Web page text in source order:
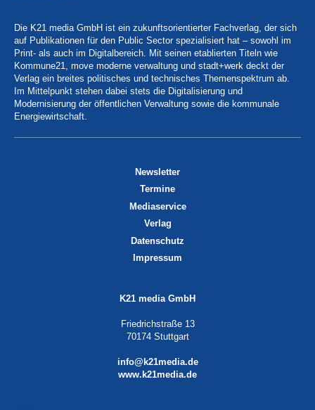
Die K21 media GmbH ist ein zukunftsorientierter Fachverlag, der sich
auf Publikationen für den Public Sector spezialisiert hat – sowohl im
Print- als auch im Digitalbereich. Mit seinen etablierten Titeln wie
Kommune21, move moderne verwaltung und stadt+werk deckt der
Verlag ein breites politisches und technisches Themenspektrum ab.
Im Mittelpunkt stehen dabei stets die Digitalisierung und
Modernisierung der öffentlichen Verwaltung sowie die kommunale
Energiewirtschaft.
Newsletter
Termine
Mediaservice
Verlag
Datenschutz
Impressum
K21 media GmbH
Friedrichstraße 13
70174 Stuttgart
info@k21media.de
www.k21media.de